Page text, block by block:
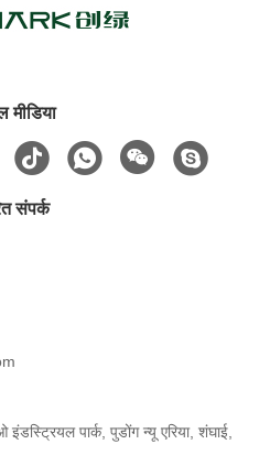
मीडिया
संपर्क
पार्क, पुडोंग न्यू एरिया, शंघाई,